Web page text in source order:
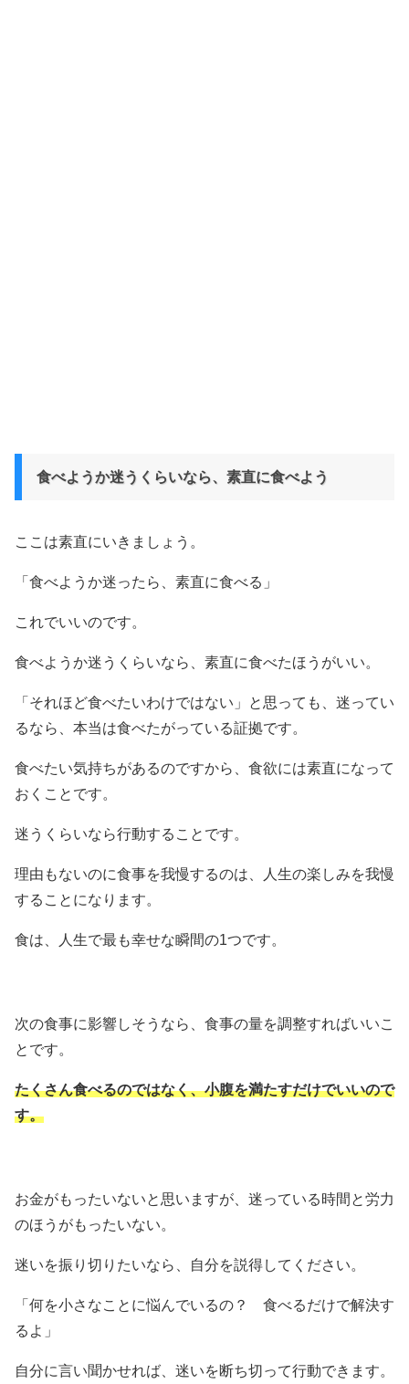
食べようか迷うくらいなら、素直に食べよう
ここは素直にいきましょう。
「食べようか迷ったら、素直に食べる」
これでいいのです。
食べようか迷うくらいなら、素直に食べたほうがいい。
「それほど食べたいわけではない」と思っても、迷ってい
るなら、本当は食べたがっている証拠です。
食べたい気持ちがあるのですから、食欲には素直になって
おくことです。
迷うくらいなら行動することです。
理由もないのに食事を我慢するのは、人生の楽しみを我慢
することになります。
食は、人生で最も幸せな瞬間の1つです。
次の食事に影響しそうなら、食事の量を調整すればいいこ
とです。
たくさん食べるのではなく、小腹を満たすだけでいいので
す。
お金がもったいないと思いますが、迷っている時間と労力
のほうがもったいない。
迷いを振り切りたいなら、自分を説得してください。
「何を小さなことに悩んでいるの？ 食べるだけで解決す
るよ」
自分に言い聞かせれば、迷いを断ち切って行動できます。